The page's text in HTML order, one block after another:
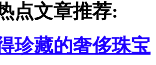
点文章推荐:
珍藏的奢侈珠宝